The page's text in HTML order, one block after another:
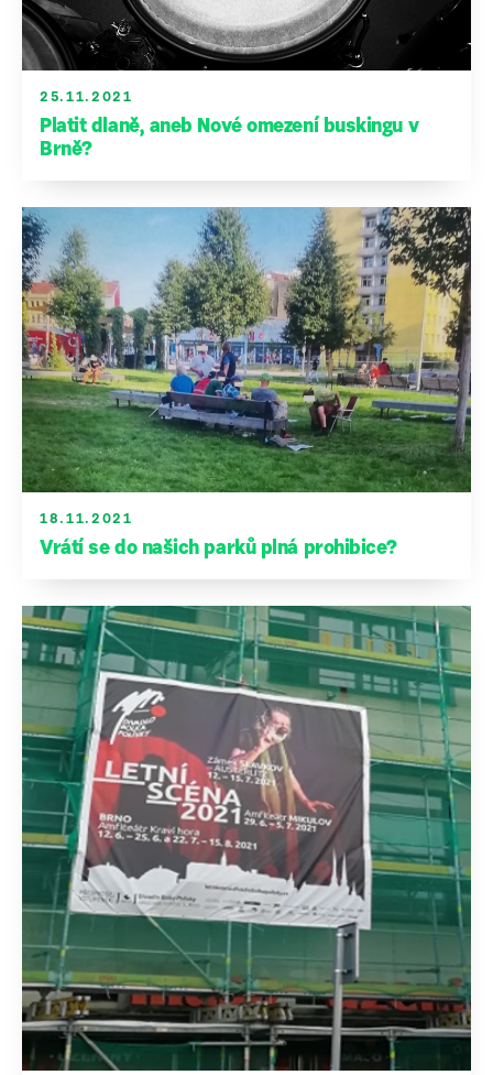
25.11.2021
Platit dlaně, aneb Nové omezení buskingu v
Brně?
18.11.2021
Vrátí se do našich parků plná prohibice?